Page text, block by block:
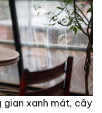
gian xanh mát, cây